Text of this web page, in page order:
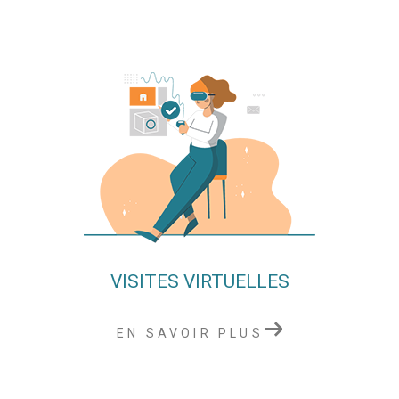
VISITES VIRTUELLES
EN SAVOIR PLUS